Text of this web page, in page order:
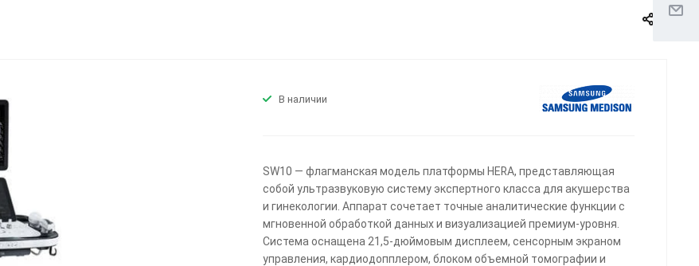
В наличии
SW10 — флагманская модель платформы HERA, представляющая
собой ультразвуковую систему экспертного класса для акушерства
и гинекологии. Аппарат сочетает точные аналитические функции с
мгновенной обработкой данных и визуализацией премиум-уровня.
Система оснащена 21,5-дюймовым дисплеем, сенсорным экраном
управления, кардиодопплером, блоком объемной томографии и